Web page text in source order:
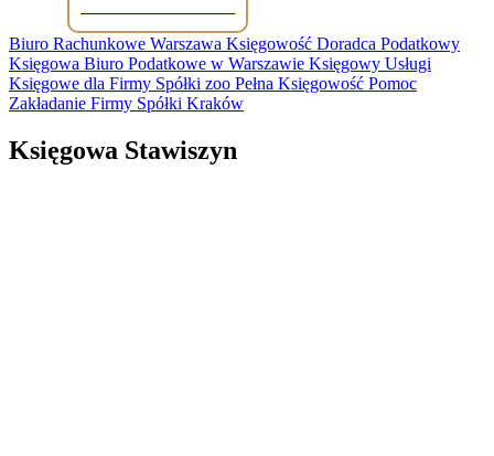
Biuro Rachunkowe Warszawa Księgowość Doradca Podatkowy
Księgowa Biuro Podatkowe w Warszawie Księgowy Usługi
Księgowe dla Firmy Spółki zoo Pełna Księgowość Pomoc
Zakładanie Firmy Spółki Kraków
Księgowa Stawiszyn